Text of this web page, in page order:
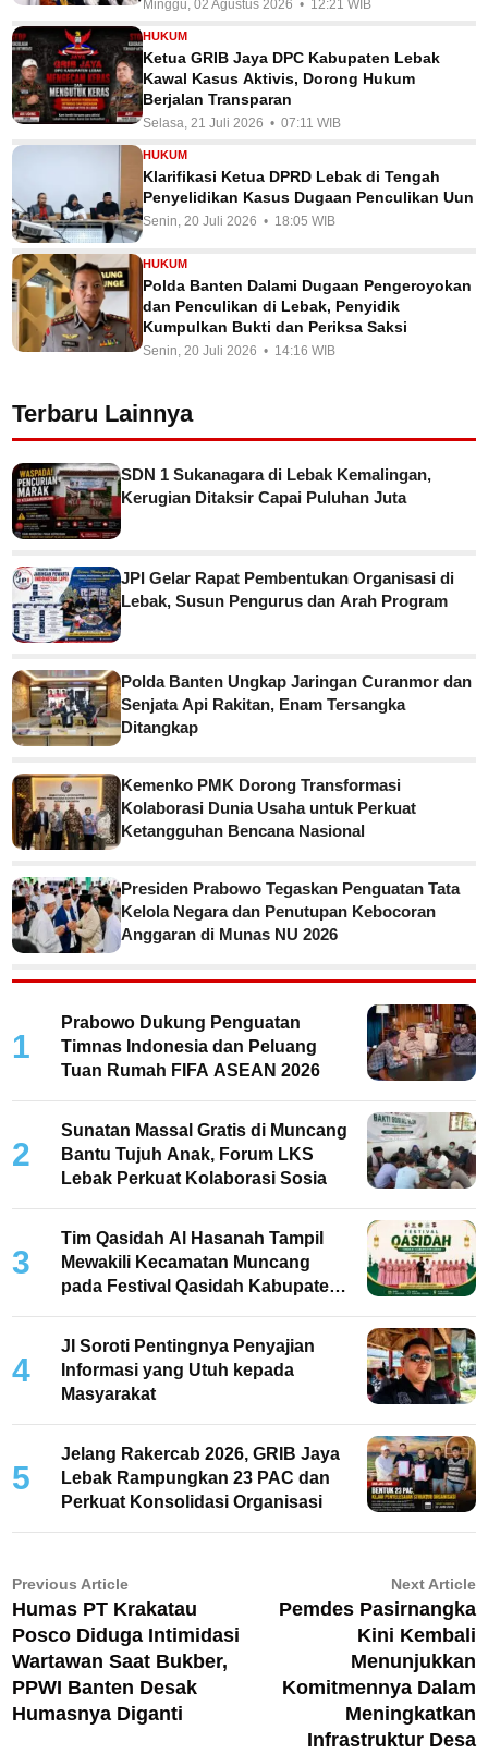
Minggu, 02 Agustus 2026 • 12:21 WIB
HUKUM
Ketua GRIB Jaya DPC Kabupaten Lebak
Kawal Kasus Aktivis, Dorong Hukum
Berjalan Transparan
Selasa, 21 Juli 2026 • 07:11 WIB
HUKUM
Klarifikasi Ketua DPRD Lebak di Tengah
Penyelidikan Kasus Dugaan Penculikan Uun
Senin, 20 Juli 2026 • 18:05 WIB
HUKUM
Polda Banten Dalami Dugaan Pengeroyokan
dan Penculikan di Lebak, Penyidik
Kumpulkan Bukti dan Periksa Saksi
Senin, 20 Juli 2026 • 14:16 WIB
Terbaru Lainnya
SDN 1 Sukanagara di Lebak Kemalingan,
Kerugian Ditaksir Capai Puluhan Juta
JPI Gelar Rapat Pembentukan Organisasi di
Lebak, Susun Pengurus dan Arah Program
Polda Banten Ungkap Jaringan Curanmor dan
Senjata Api Rakitan, Enam Tersangka
Ditangkap
Kemenko PMK Dorong Transformasi
Kolaborasi Dunia Usaha untuk Perkuat
Ketangguhan Bencana Nasional
Presiden Prabowo Tegaskan Penguatan Tata
Kelola Negara dan Penutupan Kebocoran
Anggaran di Munas NU 2026
1
Prabowo Dukung Penguatan
Timnas Indonesia dan Peluang
Tuan Rumah FIFA ASEAN 2026
2
Sunatan Massal Gratis di Muncang
Bantu Tujuh Anak, Forum LKS
Lebak Perkuat Kolaborasi Sosia
3
Tim Qasidah Al Hasanah Tampil
Mewakili Kecamatan Muncang
pada Festival Qasidah Kabupaten
4
JI Soroti Pentingnya Penyajian
Informasi yang Utuh kepada
Masyarakat
5
Jelang Rakercab 2026, GRIB Jaya
Lebak Rampungkan 23 PAC dan
Perkuat Konsolidasi Organisasi
Navigasi
pos
Previous ArticlePrevious
article:
Humas PT Krakatau
Posco Diduga Intimidasi
Wartawan Saat Bukber,
PPWI Banten Desak
Humasnya Diganti
Next Article
Pemdes Pasirnangka
Kini Kembali
Menunjukkan
Komitmennya Dalam
Meningkatkan
Infrastruktur Desa